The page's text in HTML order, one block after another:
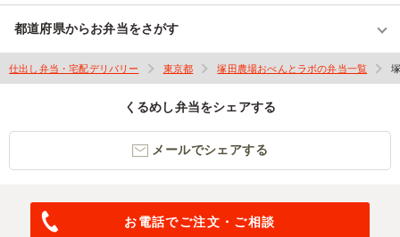
都道府県からお弁当をさがす
仕出し弁当・宅配デリバリー 東京都 塚田農場おべんとラボの弁当一覧
くるめし弁当をシェアする
メールでシェアする
お電話でご注文・ご相談